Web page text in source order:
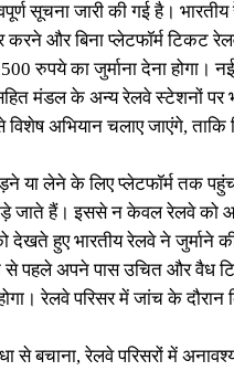
सूचना जारी की गई है।
और बिना प्लेटफॉर्म टिकट
रुपये का जुर्माना देना होगा।
मंडल के अन्य रेलवे स्टेशनों पर
अभियान चलाए जाएंगे,
या लेने के लिए प्लेटफॉर्म तक
जाते हैं। इससे न केवल रेलवे को
हुए भारतीय रेलवे ने जुर्माने
से पहले अपने पास उचित और वैध
रेलवे परिसर में जांच के दौरान
से बचाना, रेलवे परिसरों में